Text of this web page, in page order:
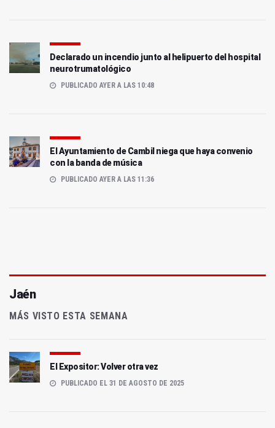
Declarado un incendio junto al helipuerto del hospital
neurotrumatológico
PUBLICADO AYER A LAS 10:48
El Ayuntamiento de Cambil niega que haya convenio
con la banda de música
PUBLICADO AYER A LAS 11:36
Jaén
MÁS VISTO ESTA SEMANA
El Expositor: Volver otra vez
PUBLICADO EL 31 DE AGOSTO DE 2025